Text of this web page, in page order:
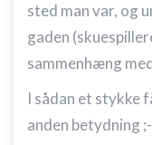
sted man var, og
gaden
sammenhæng
I sådan et stykke
anden betydning